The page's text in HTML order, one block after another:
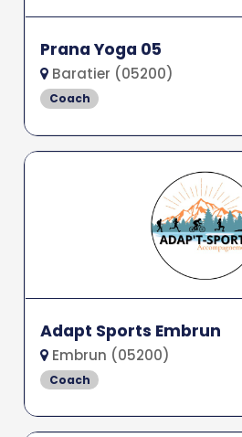
Prana Yoga 05
Baratier (05200)
Coach
Adapt Sports Embrun
Embrun (05200)
Coach